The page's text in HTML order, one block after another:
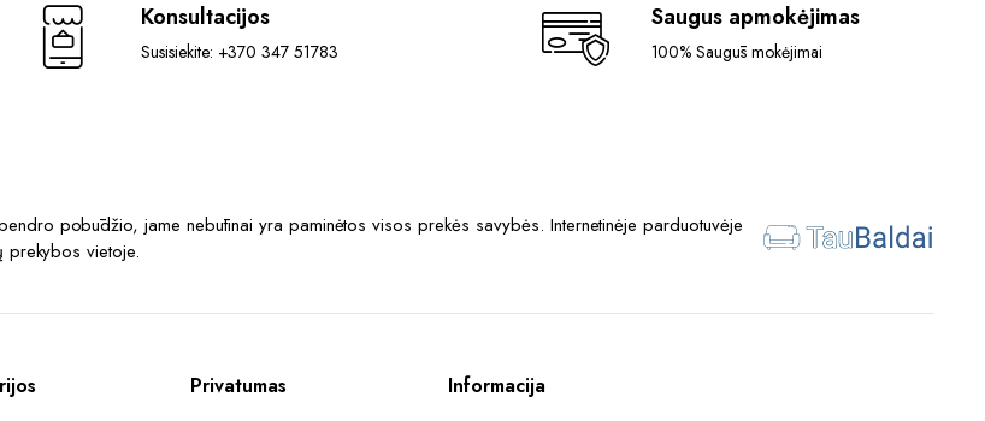
Konsultacijos
Susisiekite: +370 347 51783
Saugus apmokėjimas
100% Saugūs mokėjimai
pobūdžio, jame nebūtinai yra paminėtos visos prekės savybės. Internetinėje parduotuvėje
prekybos vietoje.
Privatumas Informacija